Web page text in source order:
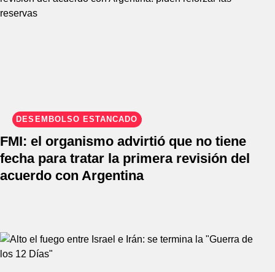
DESEMBOLSO ESTANCADO
FMI: el organismo advirtió que no tiene
fecha para tratar la primera revisión del
acuerdo con Argentina